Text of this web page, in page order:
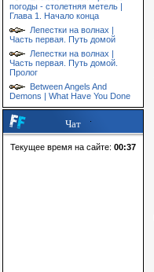
погоды - столетняя метель |
Глава 1. Начало конца
Лепестки на волнах |
Часть первая. Путь домой
Лепестки на волнах |
Часть первая. Путь домой.
Пролог
Between Angels And
Demons | What Have You Done
Чат
Текущее время на сайте: 00:37